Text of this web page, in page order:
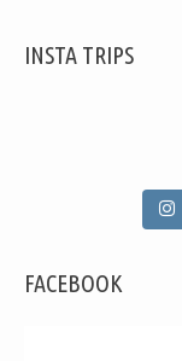
INSTA TRIPS
FACEBOOK